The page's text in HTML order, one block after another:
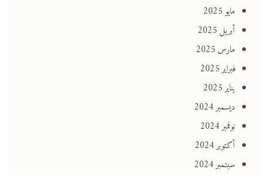
مايو 2025
أبريل 2025
مارس 2025
فبراير 2025
يناير 2025
ديسمبر 2024
نوفمبر 2024
أكتوبر 2024
سبتمبر 2024